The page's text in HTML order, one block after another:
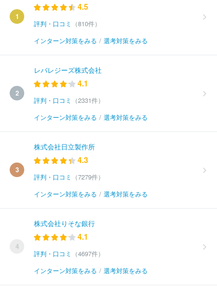
1
4.5
評判・口コミ
（810件）
インターン対策をみる / 選考対策をみる
2
レバレジーズ株式会社
4.1
評判・口コミ
（2331件）
インターン対策をみる / 選考対策をみる
3
株式会社日立製作所
4.3
評判・口コミ
（7279件）
インターン対策をみる / 選考対策をみる
4
株式会社りそな銀行
4.1
評判・口コミ
（4697件）
インターン対策をみる / 選考対策をみる